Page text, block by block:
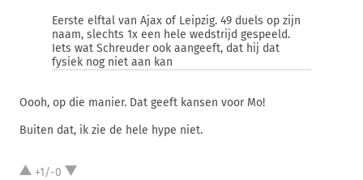
Eerste elftal van Ajax of Leipzig. 49 duels op zijn
naam, slechts 1x een hele wedstrijd gespeeld.
Iets wat Schreuder ook aangeeft, dat hij dat
fysiek nog niet aan kan
Oooh, op die manier. Dat geeft kansen voor Mo!
Buiten dat, ik zie de hele hype niet.
+1/-0